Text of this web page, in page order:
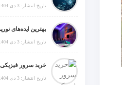
تاریخ انتشار: 3 دی 1404
تاریخ انتشار: 3 دی 1404
تاریخ انتشار: 3 دی 1404